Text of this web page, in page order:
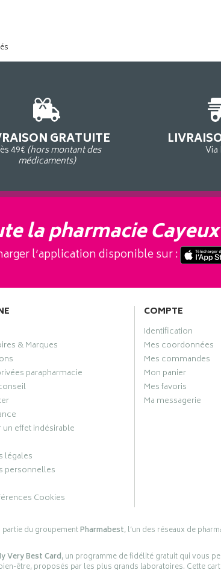
GRATUITE
49€(hors montant des
médicaments)
la pharmacie
l’application disponible sur :
& Marques
parapharmacie
effet indésirable
légales
personnelles
Cookies
COMPTE
Identification
Mes coordonnées
Mes commandes
Mon panier
Mes favoris
Ma messagerie
du groupementPharmabest, l’un des réseaux de
Very Best Card, un programme de fidélité gratuit qui vous
être, proposés par les plus grands laboratoires. Cette